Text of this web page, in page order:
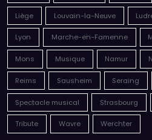
Liège Louvain-la-Neuve
Lyon Marche-en-Famenne
Mons Musique Namur
Reims Sausheim Seraing
Spectacle musical Strasbourg
Tribute Wavre Werchter